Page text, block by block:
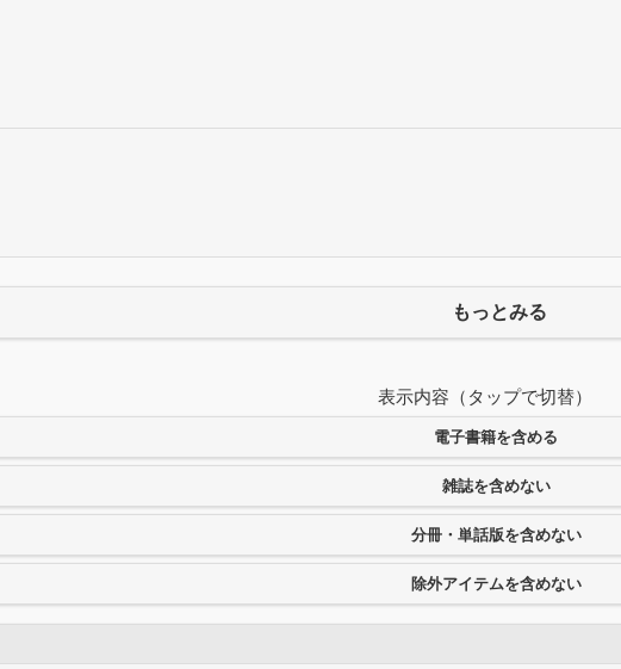
もっとみる
表示内容（タップで切替）
電子書籍を含める
雑誌を含めない
分冊・単話版を含めない
除外アイテムを含めない